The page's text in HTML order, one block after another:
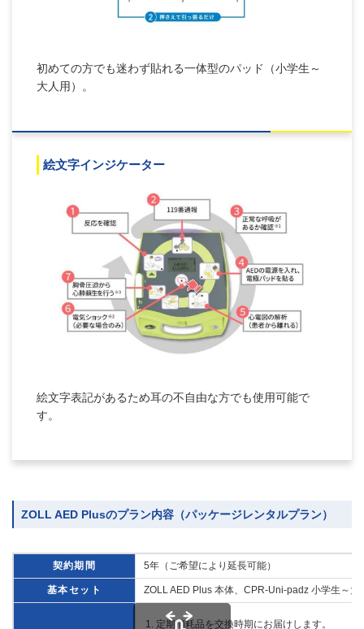
初めての方でも迷わず貼れる一体型のパッド（小学生～
大人用）。
絵文字インジケーター
絵文字表記があるため耳の不自由な方でも使用可能で
す。
ZOLL AED Plusのプラン内容（パッケージレンタルプラン）
契約期間 5年（ご希望により延長可能）
基本セット ZOLL AED Plus 本体、CPR-Uni-padz 小学生～
定期消耗品を交換時期にお届けします。